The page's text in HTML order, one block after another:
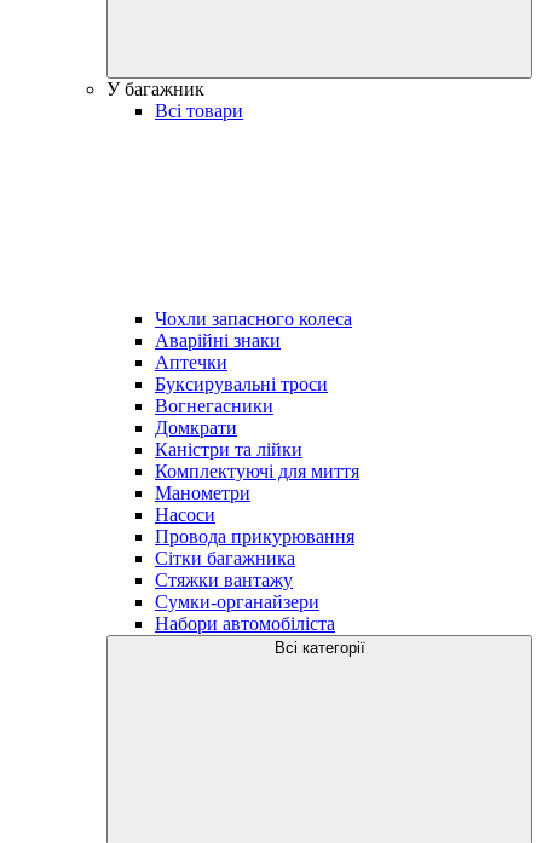
У багажник
Всі товари
Чохли запасного колеса
Аварійні знаки
Аптечки
Буксирувальні троси
Вогнегасники
Домкрати
Каністри та лійки
Комплектуючі для миття
Манометри
Насоси
Провода прикурювання
Сітки багажника
Стяжки вантажу
Сумки-органайзери
Набори автомобіліста
Всі категорії